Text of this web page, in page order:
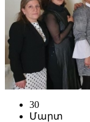
30
Մարտ